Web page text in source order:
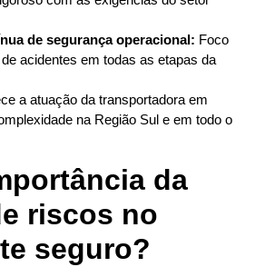
de segurança operacional: Foco
acidentes em todas as etapas da
a atuação da transportadora em
na Região Sul e em todo o
da
riscos no
seguro?